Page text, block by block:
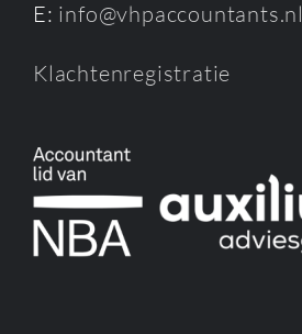
E: info@vhpaccountants.nl
Klachtenregistratie